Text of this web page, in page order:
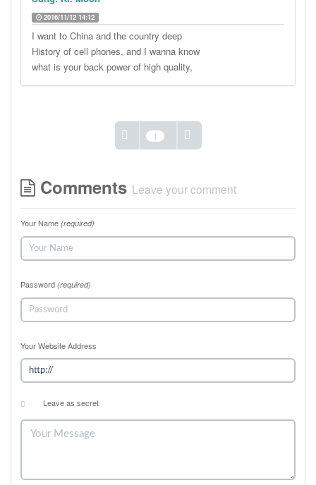
2016/11/12 14:12
I want to China and the country deep
History of cell phones, and I wanna know
what is your back power of high quality,
1
Comments Leave your comment
Your Name (required)
Password (required)
Your Website Address
Leave as secret